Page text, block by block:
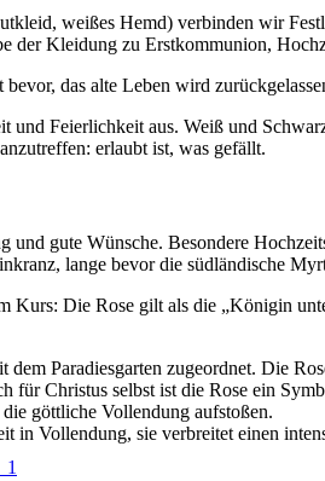
weißes Hemd) verbinden wir
der Kleidung zu Erstkommunion,
das alte Leben wird
Feierlichkeit aus. Weiß und
erlaubt ist, was gefällt.
gute Wünsche. Besondere
lange bevor die südländische
Kurs: Die Rose gilt als die „Königin
Paradiesgarten zugeordnet. Die
Christus selbst ist die Rose ein
göttliche Vollendung aufstoßen.
in Vollendung, sie verbreitet einen